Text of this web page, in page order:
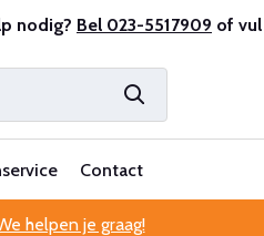
klantenservice
nodig? Bel 023-5517909 of
Contact
helpen je graag!